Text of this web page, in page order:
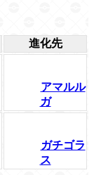
進化先
アマルル
ガ
ガチゴラ
ス